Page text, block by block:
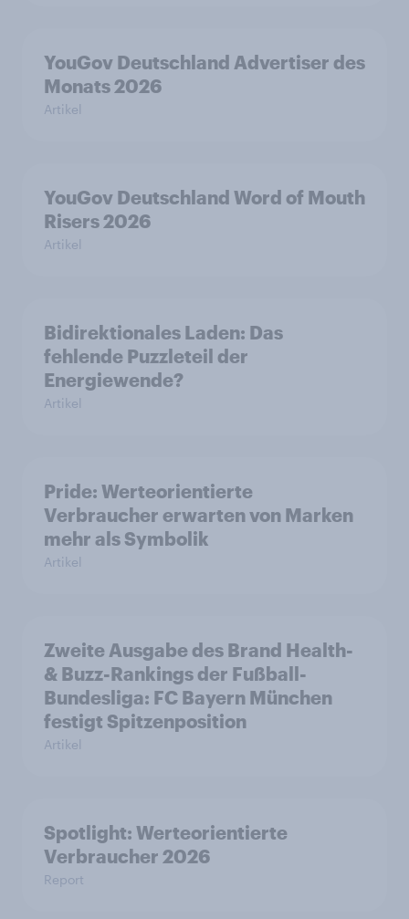
YouGov Deutschland Advertiser des
Monats 2026
Artikel
YouGov Deutschland Word of Mouth
Risers 2026
Artikel
Bidirektionales Laden: Das
fehlende Puzzleteil der
Energiewende?
Artikel
Pride: Werteorientierte
Verbraucher erwarten von Marken
mehr als Symbolik
Artikel
Zweite Ausgabe des Brand Health-
& Buzz-Rankings der Fußball-
Bundesliga: FC Bayern München
festigt Spitzenposition
Artikel
Spotlight: Werteorientierte
Verbraucher 2026
Report